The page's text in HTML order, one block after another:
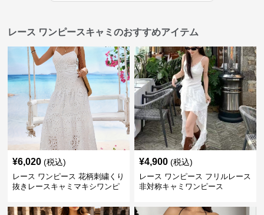
レース ワンピースキャミのおすすめアイテム
¥6,020 (税込)
レース ワンピース 花柄刺繍くり
抜きレースキャミマキシワンピ
¥4,900 (税込)
レース ワンピース フリルレース
非対称キャミワンピース